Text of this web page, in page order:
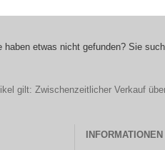
haben etwas nicht gefunden? Sie
gilt: Zwischenzeitlicher Verkauf
INFORMATIONEN